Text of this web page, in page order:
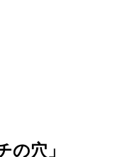
の穴」